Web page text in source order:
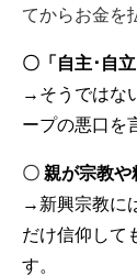
てからお金を
〇「自主･自
→そうではな
ープの悪口を
〇 親が宗教や
→新興宗教に
だけ信仰して
す。